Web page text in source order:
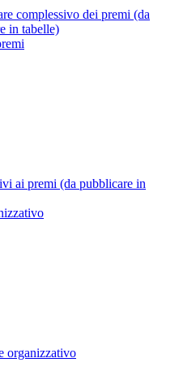
complessivo dei premi (da
in tabelle)
ai premi (da pubblicare in
organizzativo